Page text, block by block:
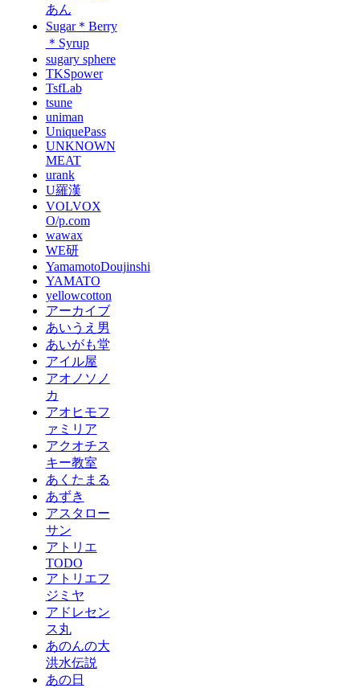
あん
Sugar＊Berry
＊Syrup
sugary sphere
TKSpower
TsfLab
tsune
uniman
UniquePass
UNKNOWN
MEAT
urank
U羅漢
VOLVOX
O/p.com
wawax
WE研
YamamotoDoujinshi
YAMATO
yellowcotton
アーカイブ
あいうえ男
あいがも堂
アイル屋
アオノソノ
カ
アオヒモフ
ァミリア
アクオチス
キー教室
あくたまる
あずき
アスタロー
サン
アトリエ
TODO
アトリエフ
ジミヤ
アドレセン
ス丸
あのんの大
洪水伝説
あの日